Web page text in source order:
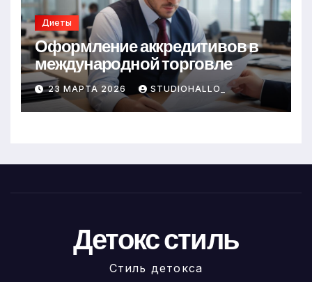
Диеты
Оформление аккредитивов в
международной торговле
23 МАРТА 2026 STUDIOHALLO_
Детокс стиль
Стиль детокса